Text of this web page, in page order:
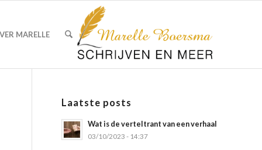
MARELLE
Laatste posts
Wat is de verteltrant van een verhaal
03/10/2023 - 14:37